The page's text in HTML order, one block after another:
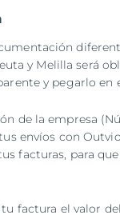
y Melilla será
y pegarlo en
de la empresa
envíos con
facturas, para
factura el valor